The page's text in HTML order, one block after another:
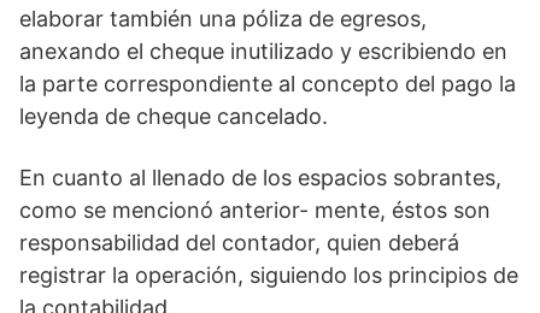
elaborar también una póliza de egresos,
anexando el cheque inutilizado y escribiendo en
la parte correspondiente al concepto del pago la
leyenda de cheque cancelado.
En cuanto al llenado de los espacios sobrantes,
como se mencionó anterior- mente, éstos son
responsabilidad del contador, quien deberá
registrar la operación, siguiendo los principios de
la contabilidad.